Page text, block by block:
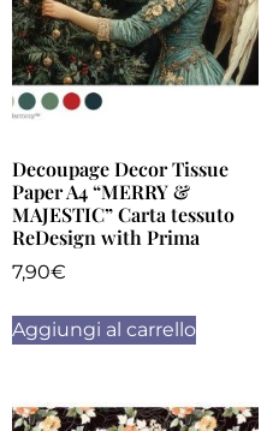
Decoupage Decor Tissue
Paper A4 “MERRY &
MAJESTIC” Carta tessuto
ReDesign with Prima
7,90€
Aggiungi al carrello